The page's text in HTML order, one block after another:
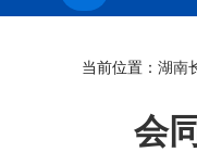
当前位置： 湖南
会